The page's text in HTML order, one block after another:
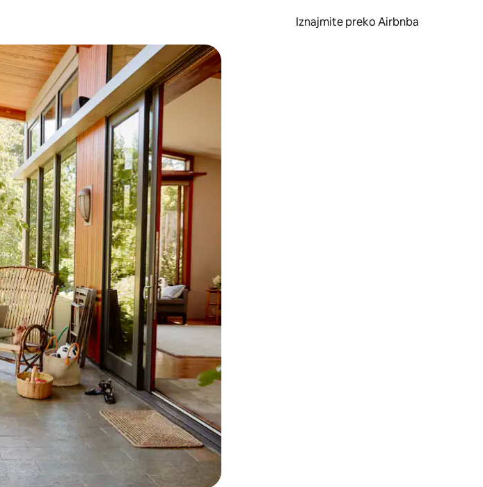
Iznajmite preko Airbnba
i prema dolje, kao i dodirom ili prelaskom prstom po zaslonu.